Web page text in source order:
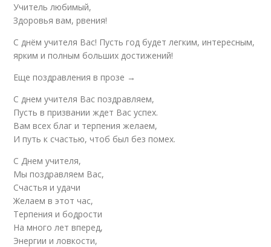
Учитель любимый,
Здоровья вам, рвения!
С днём учителя Вас! Пусть год будет легким, интересным,
ярким и полным больших достижений!
Еще поздравления в прозе →
С днем учителя Вас поздравляем,
Пусть в призвании ждет Вас успех.
Вам всех благ и терпения желаем,
И путь к счастью, чтоб был без помех.
С Днем учителя,
Мы поздравляем Вас,
Счастья и удачи
Желаем в этот час,
Терпения и бодрости
На много лет вперед,
Энергии и ловкости,